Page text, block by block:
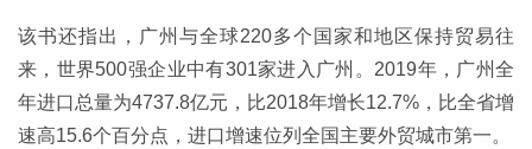
该书还指出，广州与全球220多个国家和地区保持贸易往
来，世界500强企业中有301家进入广州。2019年，广州全
年进口总量为4737.8亿元，比2018年增长12.7%，比全省增
速高15.6个百分点，进口增速位列全国主要外贸城市第一。